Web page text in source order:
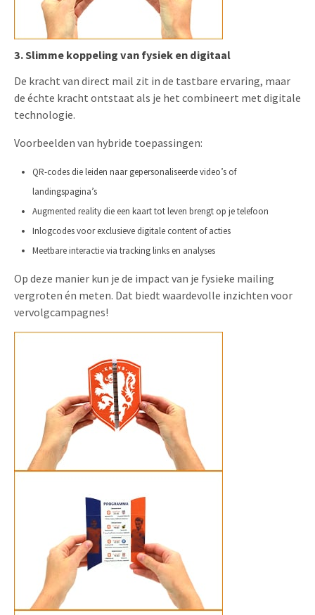
3. Slimme koppeling van fysiek en digitaal
De kracht van direct mail zit in de tastbare ervaring, maar
de échte kracht ontstaat als je het combineert met digitale
technologie.
Voorbeelden van hybride toepassingen:
QR-codes die leiden naar gepersonaliseerde video’s of
landingspagina’s
Augmented reality die een kaart tot leven brengt op je telefoon
Inlogcodes voor exclusieve digitale content of acties
Meetbare interactie via tracking links en analyses
Op deze manier kun je de impact van je fysieke mailing
vergroten én meten. Dat biedt waardevolle inzichten voor
vervolgcampagnes!